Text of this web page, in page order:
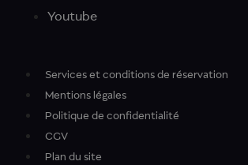
Youtube
Services et conditions de réservation
Mentions légales
Politique de confidentialité
CGV
Plan du site